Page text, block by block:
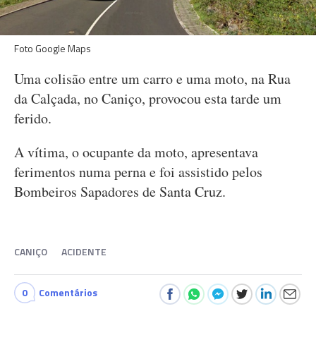
Foto Google Maps
Uma colisão entre um carro e uma moto, na Rua
da Calçada, no Caniço, provocou esta tarde um
ferido.
A vítima, o ocupante da moto, apresentava
ferimentos numa perna e foi assistido pelos
Bombeiros Sapadores de Santa Cruz.
CANIÇO ACIDENTE
0 Comentários